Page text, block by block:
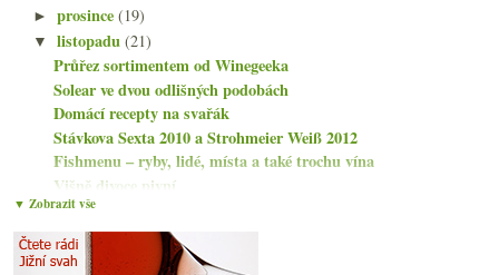
►prosince(19)
▼listopadu(21)
Průřez sortimentem od Winegeeka
Solear ve dvou odlišných podobách
Domácí recepty na svařák
Stávkova Sexta 2010 a Strohmeier Weiß 2012
Fishmenu – ryby, lidé, místa a také trochu vína
Višně divoce pivní
Beaujolais Nouveau 2013 na dvanácti vzorcích
Dvě prestižní vína od bohémky
Ikony od Errazuriz
▼ Zobrazit vše